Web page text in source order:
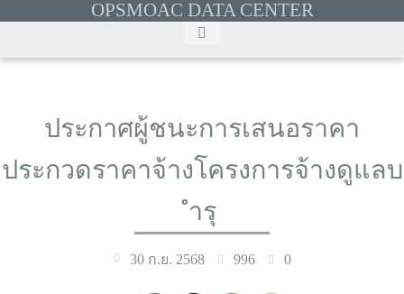
OPSMOAC DATA CENTER
ประกาศผู้ชนะการเสนอราคา
ประกวดราคาจ้างโครงการจ้างดูแลบ
ำรุ
30 ก.ย. 2568 996 0